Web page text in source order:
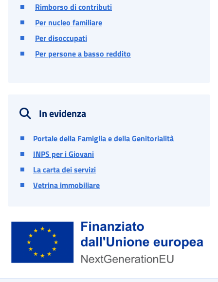
Rimborso di contributi
Per nucleo familiare
Per disoccupati
Per persone a basso reddito
In evidenza
Portale della Famiglia e della Genitorialità
INPS per i Giovani
La carta dei servizi
Vetrina immobiliare